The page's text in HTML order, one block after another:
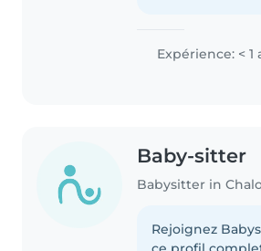
Expérience: < 1
Baby-sitter
Rejoignez